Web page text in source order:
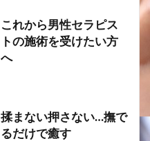
これから男性セラピス
トの施術を受けたい方
へ
揉まない押さない…撫で
るだけで癒す